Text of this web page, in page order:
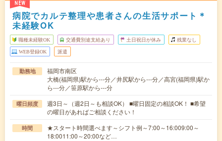
NEW
病院でカルテ整理や患者さんの生活サポート＊
未経験OK
職種未経験OK 交通費別途支給あり 土日祝日が休み 残業なし
WEB登録OK 派遣
勤務地
福岡市南区
大橋(福岡県)駅から---分／井尻駅から---分／高宮(福岡県)駅か
ら---分／笹原駅から---分
曜日頻度
週3日～（週2日～も相談OK） ■曜日固定の相談OK！ ■希望
の曜日があればご相談ください！
時間
★スタート時間選べます～シフト例～7:00～16:009:00～
18:0011:00～20:00など…